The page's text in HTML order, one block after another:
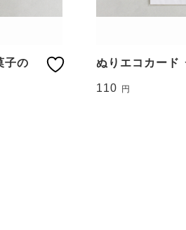
子の
ぬりエコカード
110 円